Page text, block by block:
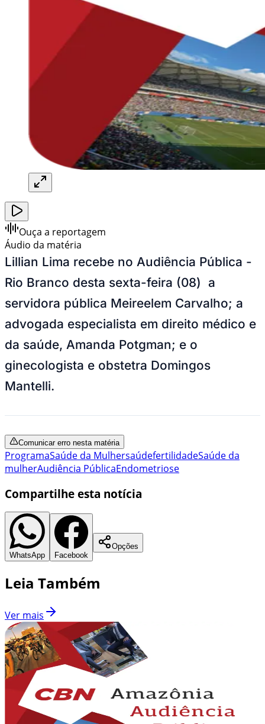
Ouça a reportagem
Áudio da matéria
Lillian Lima recebe no Audiência Pública -
Rio Branco desta sexta-feira (08) a
servidora pública Meireelem Carvalho; a
advogada especialista em direito médico e
da saúde, Amanda Potgman; e o
ginecologista e obstetra Domingos
Mantelli.
Comunicar erro nesta matéria
ProgramaSaúde da MulhersaúdefertilidadeSaúde da
mulherAudiência PúblicaEndometriose
Compartilhe esta notícia
WhatsApp Facebook
Opções
Leia Também
Ver mais